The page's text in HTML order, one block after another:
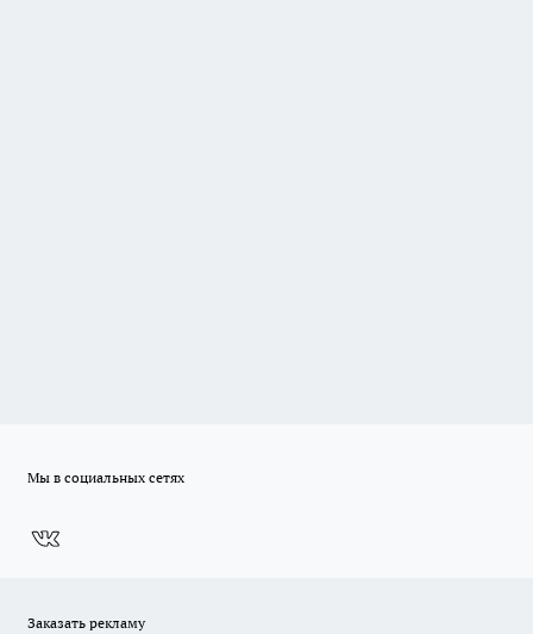
Мы в социальных сетях
Заказать рекламу